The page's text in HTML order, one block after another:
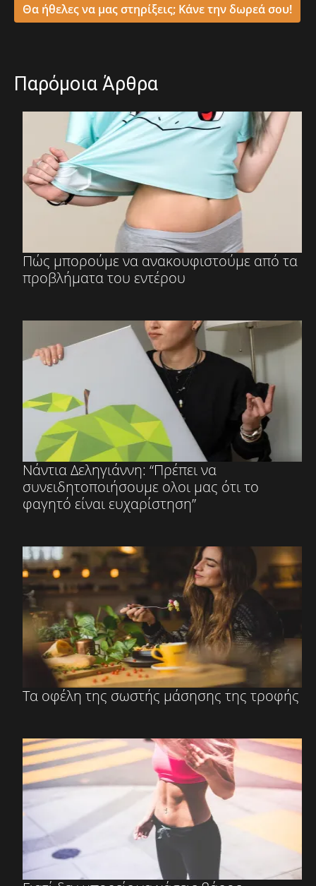
Θα ήθελες να μας στηρίξεις; Κάνε την δωρεά σου!
Παρόμοια Άρθρα
Πώς μπορούμε να ανακουφιστούμε από τα
προβλήματα του εντέρου
Νάντια Δεληγιάννη: “Πρέπει να
συνειδητοποιήσουμε ολοι μας ότι το
φαγητό είναι ευχαρίστηση”
Τα οφέλη της σωστής μάσησης της τροφής